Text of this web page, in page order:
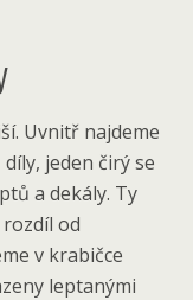
Uvnitř najdeme
jeden čirý se
a dekály. Ty
od
v krabičce
leptanými